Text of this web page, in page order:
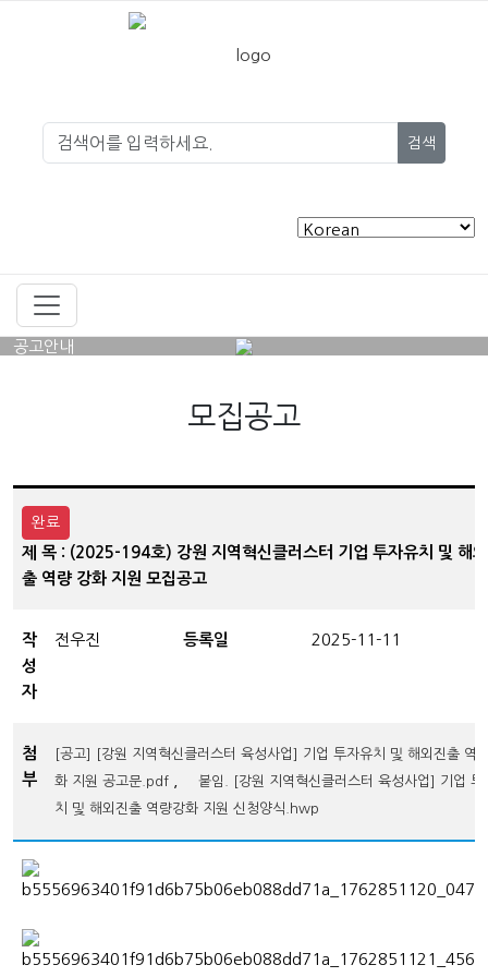
검색
공고안내
모집공고
완료
제 목 : (2025-194호) 강원 지역혁신클러스터 기업 투자유치 및 해
출 역량 강화 지원 모집공고
작
성
자
전우진 등록일 2025-11-11
첨
부
[공고] [강원 지역혁신클러스터 육성사업] 기업 투자유치 및 해외진출 역
화 지원 공고문.pdf
붙임. [강원 지역혁신클러스터 육성사업] 기업 투
치 및 해외진출 역량강화 지원 신청양식.hwp